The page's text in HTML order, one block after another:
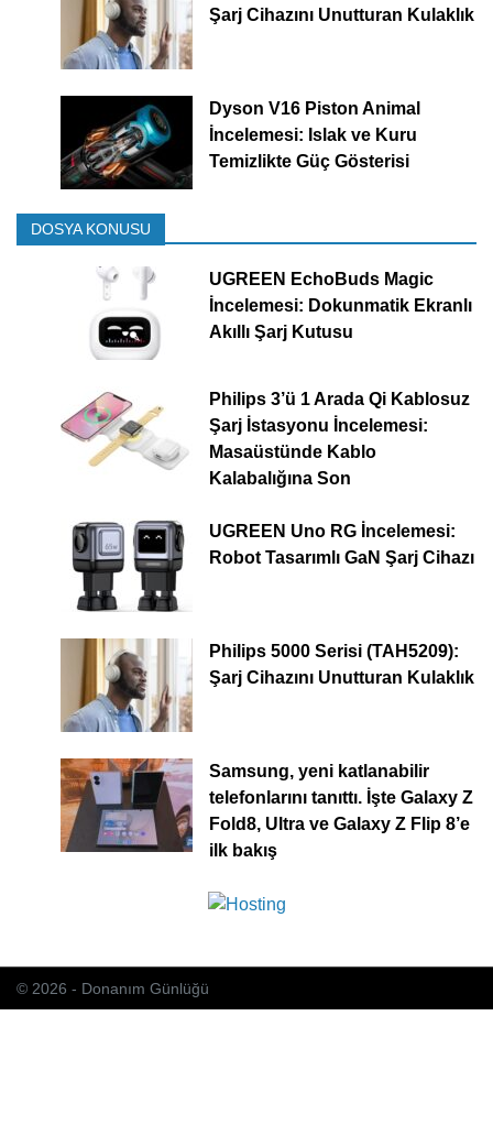
Şarj Cihazını Unutturan Kulaklık
Dyson V16 Piston Animal
İncelemesi: Islak ve Kuru
Temizlikte Güç Gösterisi
DOSYA KONUSU
UGREEN EchoBuds Magic
İncelemesi: Dokunmatik Ekranlı
Akıllı Şarj Kutusu
Philips 3’ü 1 Arada Qi Kablosuz
Şarj İstasyonu İncelemesi:
Masaüstünde Kablo
Kalabalığına Son
UGREEN Uno RG İncelemesi:
Robot Tasarımlı GaN Şarj Cihazı
Philips 5000 Serisi (TAH5209):
Şarj Cihazını Unutturan Kulaklık
Samsung, yeni katlanabilir
telefonlarını tanıttı. İşte Galaxy Z
Fold8, Ultra ve Galaxy Z Flip 8’e
ilk bakış
© 2026 - Donanım Günlüğü